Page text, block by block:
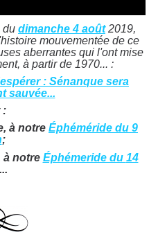
du dimanche 4 août2019,
mouvementée de ce
aberrantes qui l'ont mise
à partir de 1970... :
: Sénanque sera
sauvée...
:
à notre Éphéméride du 9
;
à notre Éphémeride du 14
...